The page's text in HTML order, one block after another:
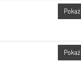
Pokaż
Pokaż